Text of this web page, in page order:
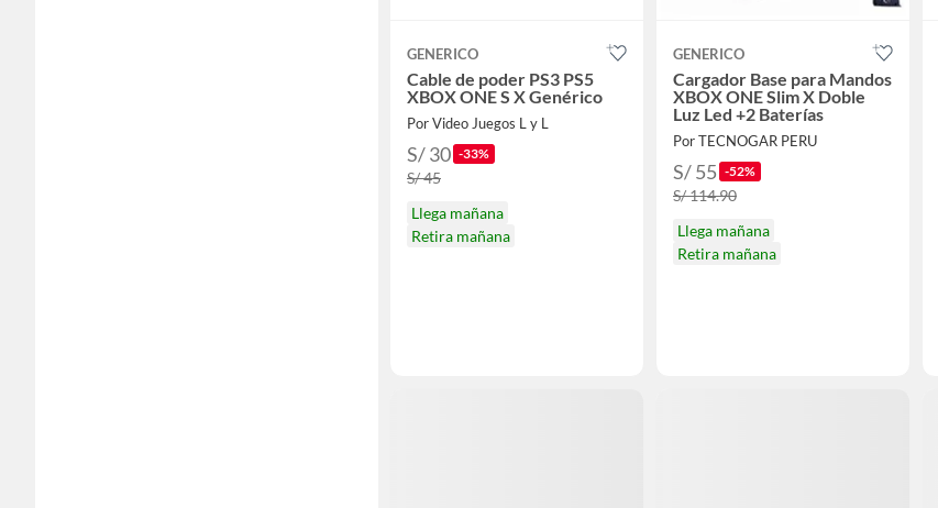
GENERICO
Cable de poder PS3 PS5
XBOX ONE S X Genérico
Por Video Juegos L y L
S/ 30 -33%
S/ 45
Llega mañana
Retira mañana
GENERICO
Cargador Base para Mandos
XBOX ONE Slim X Doble
Luz Led +2 Baterías
Por TECNOGAR PERU
S/ 55 -52%
S/ 114.90
Llega mañana
Retira mañana